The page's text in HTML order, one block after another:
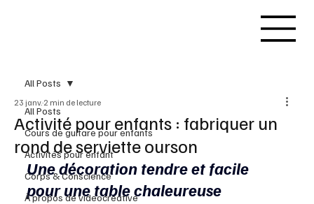
All Posts
Cours de guitare pour enfants
Activités pour enfant
Corps & Conscience
À propos de videocreative
All Posts
Activité pour enfants : fabriquer un
rond de serviette ourson
23 janv. 2 min de lecture
Une décoration tendre et facile
pour une table chaleureuse